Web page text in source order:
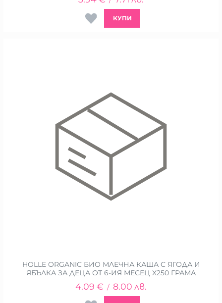
КУПИ
HOLLE ORGANIC БИО МЛЕЧНА КАША С ЯГОДА И
ЯБЪЛКА ЗА ДЕЦА ОТ 6-ИЯ МЕСЕЦ X250 ГРАМА
4.09 € / 8.00 лв.